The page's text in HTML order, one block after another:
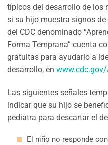
típicos del desarrollo de los
si su hijo muestra signos
del CDC denominado
Forma Temprana” cuenta
gratuitas para ayudarlo a
desarrollo, en www.cdc.gov/
Las siguientes señales
indicar que su hijo se
pediatra para descartar el
El niño no responde